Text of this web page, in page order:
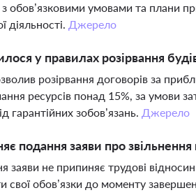
з обов’язковими умовами та плани
діяльності. Джерело
у правилах розірвання
розірвання договорів за
ресурсів понад 15%, за умови
гарантійних зобов’язань. Джерело
подання заяви про
заяви не припиняє трудові
свої обов’язки до моменту